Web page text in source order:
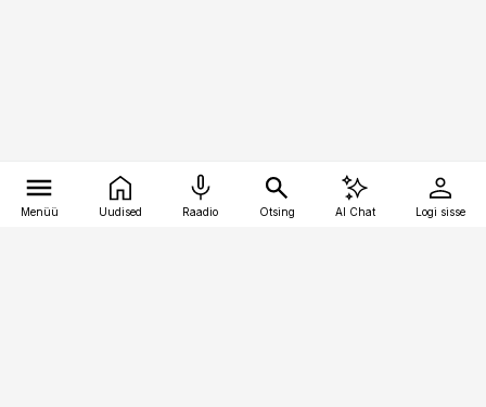
Menüü Uudised Raadio Otsing AI Chat Logi sisse